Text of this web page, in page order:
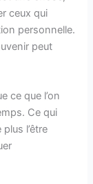
ceux qui
personnelle.
peut
ce que l’on
Ce qui
l’être